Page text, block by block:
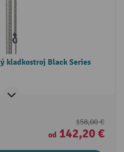
kladkostroj Black Series
158,00 €
od 142,20 €